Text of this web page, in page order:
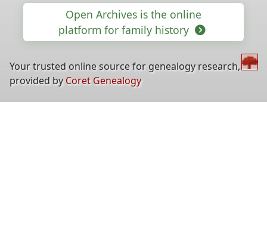
Open Archives is the online
platform for family history
Your trusted online source for genealogy research,
provided by Coret Genealogy